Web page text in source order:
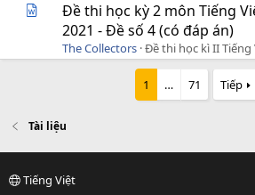
Đề thi học kỳ 2 môn Tiếng
2021 - Đề số 4 (có đáp án)
The Collectors Đề thi học kì II Tiếng
1 … 71 Tiếp
Tài liệu
Tiếng Việt